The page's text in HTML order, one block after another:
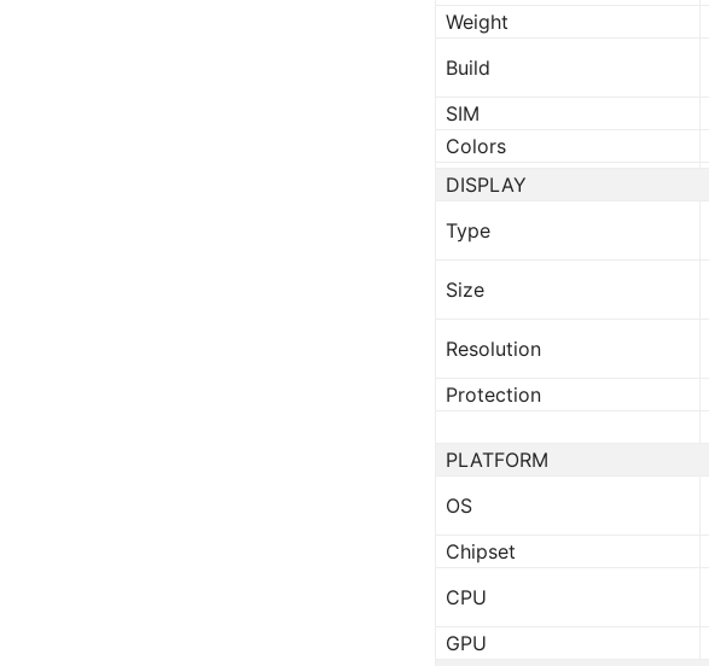
Weight
Build
SIM
Colors
DISPLAY
Type
Size
Resolution
Protection
PLATFORM
OS
Chipset
CPU
GPU